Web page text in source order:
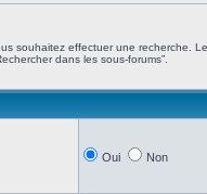
souhaitez effectuer une recherche.
dans les sous-forums”.
Oui Non